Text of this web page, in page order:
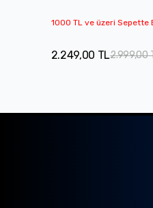
1000 TL ve üzeri Sepette
2.999,00
2.249,00 TL